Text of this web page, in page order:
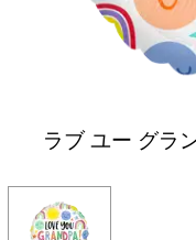
ラブ ユー グラ